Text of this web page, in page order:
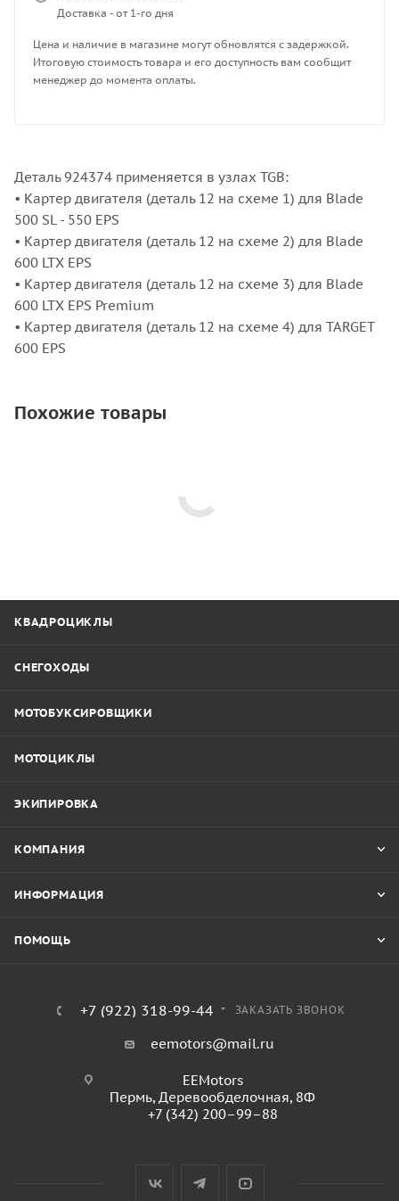
Доставка - от 1-го дня
Цена и наличие в магазине могут обновлятся с задержкой.
Итоговую стоимость товара и его доступность вам сообщит
менеджер до момента оплаты.
Деталь 924374 применяется в узлах TGB:
• Картер двигателя (деталь 12 на схеме 1) для Blade
500 SL - 550 EPS
• Картер двигателя (деталь 12 на схеме 2) для Blade
600 LTX EPS
• Картер двигателя (деталь 12 на схеме 3) для Blade
600 LTX EPS Premium
• Картер двигателя (деталь 12 на схеме 4) для TARGET
600 EPS
Похожие товары
КВАДРОЦИКЛЫ
СНЕГОХОДЫ
МОТОБУКСИРОВЩИКИ
МОТОЦИКЛЫ
ЭКИПИРОВКА
КОМПАНИЯ
ИНФОРМАЦИЯ
ПОМОЩЬ
+7 (922) 318-99-44 ЗАКАЗАТЬ ЗВОНОК
eemotors@mail.ru
EEMotors
Пермь, Деревообделочная, 8Ф
+7 (342) 200–99–88